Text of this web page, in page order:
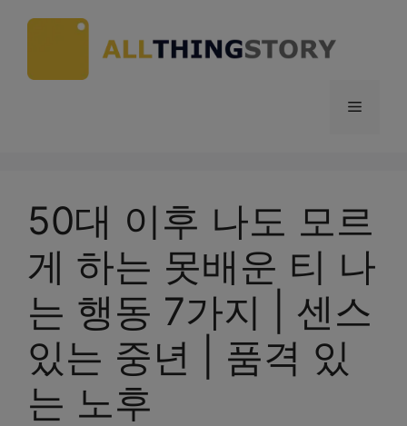
Menu
50대 이후 나도 모르
게 하는 못배운 티 나
는 행동 7가지 | 센스
있는 중년 | 품격 있
는 노후